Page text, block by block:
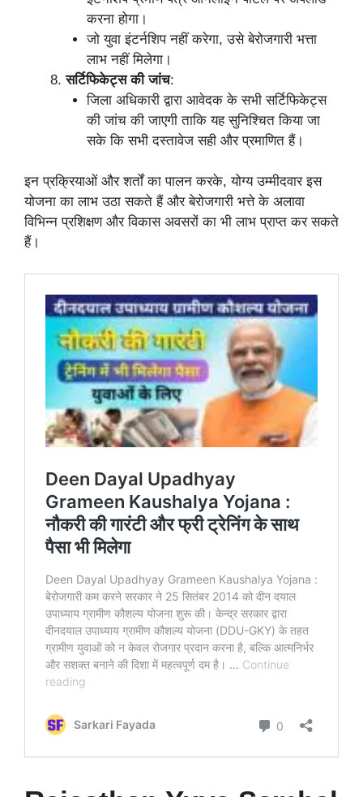
करना होगा।
जो युवा इंटर्नशिप नहीं करेगा, उसे बेरोजगारी भत्ता
लाभ नहीं मिलेगा।
सर्टिफिकेट्स की जांच:
जिला अधिकारी द्वारा आवेदक के सभी सर्टिफिकेट्स
की जांच की जाएगी ताकि यह सुनिश्चित किया जा
सके कि सभी दस्तावेज सही और प्रमाणित हैं।
इन प्रक्रियाओं और शर्तों का पालन करके, योग्य उम्मीदवार इस
योजना का लाभ उठा सकते हैं और बेरोजगारी भत्ते के अलावा
विभिन्न प्रशिक्षण और विकास अवसरों का भी लाभ प्राप्त कर सकते
हैं।